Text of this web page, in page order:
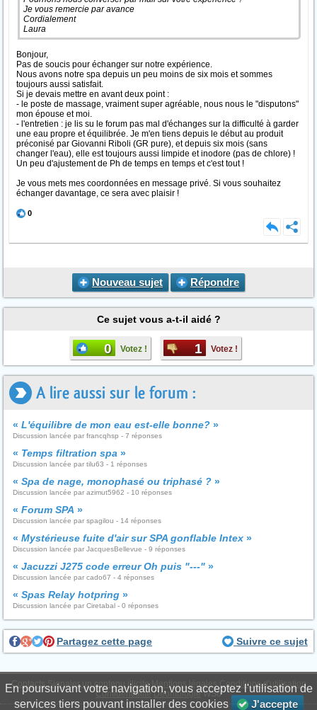
Je vous remercie par avance
Cordialement
Laura
Bonjour,
Pas de soucis pour échanger sur notre expérience.
Nous avons notre spa depuis un peu moins de six mois et sommes
toujours aussi satisfait.
Si je devais mettre en avant deux point :
- le poste de massage, vraiment super agréable, nous nous le "disputons"
mon épouse et moi.
- l'entretien : je lis su le forum pas mal d'échanges sur la difficulté à garder
une eau propre et équilibrée. Je m'en tiens depuis le début au produit
préconisé par Giovanni Riboli (GR pure), et depuis six mois (sans
changer l'eau), elle est toujours aussi limpide et inodore (pas de chlore) !
Un peu d'ajustement de Ph de temps en temps et c'est tout !
Je vous mets mes coordonnées en message privé. Si vous souhaitez
échanger davantage, ce sera avec plaisir !
0
Nouveau sujet Répondre
Ce sujet vous a-t-il aidé ?
0 Votez ! 1 Votez !
A lire aussi sur le forum :
« L'équilibre de mon eau est-elle bonne? »
Discussion lancée par francqhsp - 7 réponses
« Temps filtration spa »
Discussion lancée par tilu63 - 1 réponses
« Spa de nage, monophasé ou triphasé ? »
Discussion lancée par azimut5962 - 10 réponses
« Forum SPA »
Discussion lancée par spagilou - 14 réponses
« Mystérieuse fuite d'air sur SPA gonflable Intex »
Discussion lancée par JacquesBellevue - 9 réponses
« Jacuzzi J275 code erreur Oh puis "---" »
Discussion lancée par cado67 - 4 réponses
« Spas Relay hotpring »
Discussion lancée par Ciretabal - 0 réponses
Partagez cette page Suivre ce sujet
Contacts Signaler un contenu illicite Mentions légales Conditions d'utilisation
Confidentialité DéontologieWS6
En poursuivant votre navigation, vous acceptez l'utilisation de
services tiers pouvant installer des cookies
J'accepte